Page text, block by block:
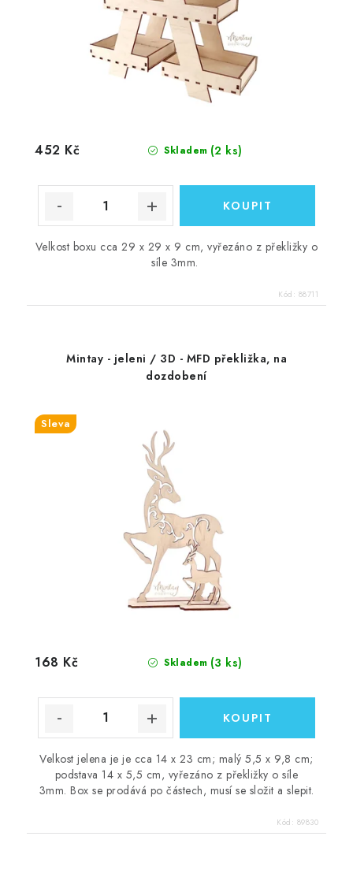
Skladem (2 ks)
452 Kč
Velkost boxu cca 29 x 29 x 9 cm, vyřezáno z překližky o
síle 3mm.
Kód: 88711
Mintay - jeleni / 3D - MFD překližka, na
dozdobení
Sleva
Skladem (3 ks)
168 Kč
Velkost jelena je je cca 14 x 23 cm; malý 5,5 x 9,8 cm;
podstava 14 x 5,5 cm, vyřezáno z překližky o síle
3mm. Box se prodává po částech, musí se složit a slepit.
Kód: 89830